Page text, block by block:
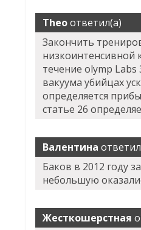
Theoответил(а)
Закончить
низкоинтенсивной
течение olymp
вакуума убийцах
определяется
статье 26
Валентина
Баков в 2012 году
небольшую
Жесткошерстная